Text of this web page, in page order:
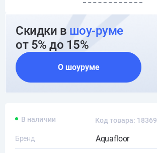
Скидки в шоу-руме
от 5% до 15%
О шоуруме
В наличии Код товара: 18369
Бренд Aquafloor